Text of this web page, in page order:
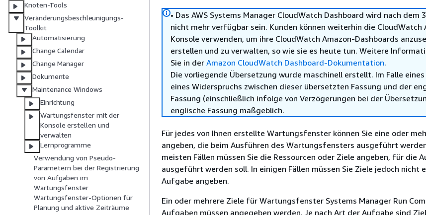
Knoten-Tools
Veränderungsbeschleunigungs-
Toolkit
Automatisierung
Change Calendar
Change Manager
Dokumente
Maintenance Windows
Einrichtung
Wartungsfenster mit der
Konsole erstellen und
verwalten
Lernprogramme
Verwendung von Pseudo-
Parametern bei der Registrierung
von Aufgaben im
Wartungsfenster
Wartungsfenster-Optionen für
Planung und aktive Zeiträume
• Das AWS Systems Manager CloudWatch Dashboard wird nach dem
nicht mehr verfügbar sein. Kunden können weiterhin die CloudWatch
Konsole verwenden, um ihre CloudWatch Amazon-Dashboards
erstellen und zu verwalten, so wie sie es heute tun. Weitere
Sie in der Amazon CloudWatch Dashboard-Dokumentation.
Die vorliegende Übersetzung wurde maschinell erstellt. Im Falle
eines Widerspruchs zwischen dieser übersetzten Fassung und der
Fassung (einschließlich infolge von Verzögerungen bei der
englische Fassung maßgeblich.
Für jedes von Ihnen erstellte Wartungsfenster können Sie eine oder
angeben, die beim Ausführen des Wartungsfensters ausgeführt
meisten Fällen müssen Sie die Ressourcen oder Ziele angeben, für die
ausgeführt werden soll. In einigen Fällen müssen Sie Ziele jedoch nicht
Aufgabe angeben.
Ein oder mehrere Ziele für Wartungsfenster Systems Manager Run
Aufgaben müssen angegeben werden. Je nach Art der Aufgabe sind